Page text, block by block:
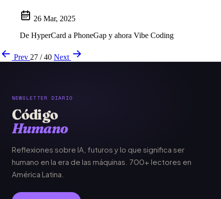
26 Mar, 2025
De HyperCard a PhoneGap y ahora Vibe Coding
Prev 27 / 40 Next
NEWSLETTER DIARIO
Código
Humano
Reflexiones sobre IA, futuros y lo que significa ser
humano en la era de las máquinas. 700+ lectores en
América Latina.